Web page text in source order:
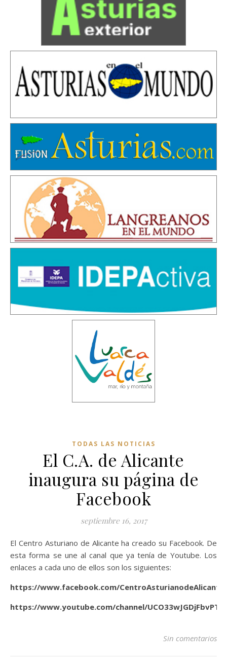
TODAS LAS NOTICIAS
El C.A. de Alicante
inaugura su página de
Facebook
septiembre 16, 2017
El Centro Asturiano de Alicante ha creado su Facebook. De
esta forma se une al canal que ya tenía de Youtube. Los
enlaces a cada uno de ellos son los siguientes:
https://www.facebook.com/
https://www.youtube.com/channel/
Sin comentarios